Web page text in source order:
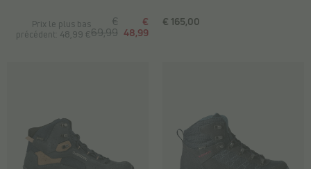
Prix le plus bas
précédent: 48,99 €
€
69,99
€
48,99
€ 165,00